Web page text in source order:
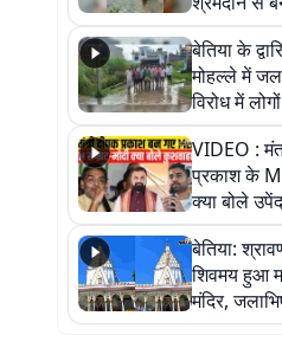
पुल
बेतिया के
मोहल्ले में
विरोध में
स्थायी
VIDEO :
प्रकाश के
क्या बोले
सुनिए
बेतिया:
शिवमय हुआ
मंदिर,
लगी लंबी